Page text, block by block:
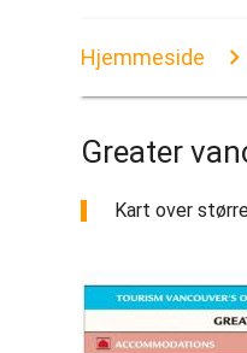
Hjemmeside
Greater
Kart over